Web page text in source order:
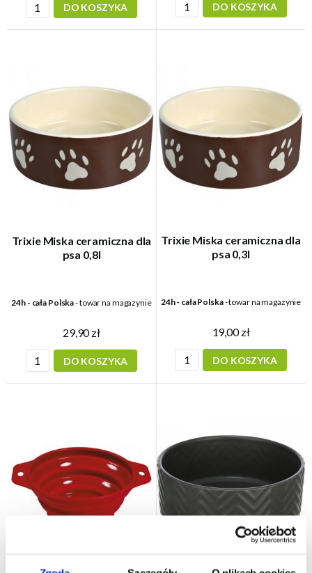
DO KOSZYKA DO KOSZYKA
Trixie Miska ceramiczna dla
psa 0,8l
24h - cała Polska- towar na magazynie
29,90 zł
DO KOSZYKA
Trixie Miska ceramiczna dla
psa 0,3l
24h - cała Polska- towar na magazynie
19,00 zł
DO KOSZYKA